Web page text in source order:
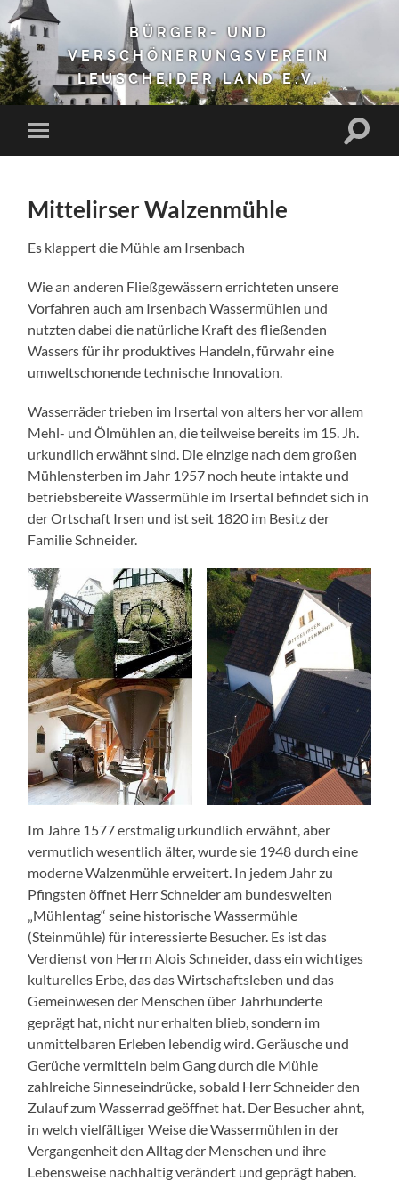
BÜRGER- UND
VERSCHÖNERUNGSVEREIN
LEUSCHEIDER LAND E.V.
Mobile-
Menü
Mittelirser Walzenmühle
Es klappert die Mühle am Irsenbach
Wie an anderen Fließgewässern errichteten unsere
Vorfahren auch am Irsenbach Wassermühlen und
nutzten dabei die natürliche Kraft des fließenden
Wassers für ihr produktives Handeln, fürwahr eine
umweltschonende technische Innovation.
Wasserräder trieben im Irsertal von alters her vor allem
Mehl- und Ölmühlen an, die teilweise bereits im 15. Jh.
urkundlich erwähnt sind. Die einzige nach dem großen
Mühlensterben im Jahr 1957 noch heute intakte und
betriebsbereite Wassermühle im Irsertal befindet sich in
der Ortschaft Irsen und ist seit 1820 im Besitz der
Familie Schneider.
Im Jahre 1577 erstmalig urkundlich erwähnt, aber
vermutlich wesentlich älter, wurde sie 1948 durch eine
moderne Walzenmühle erweitert. In jedem Jahr zu
Pfingsten öffnet Herr Schneider am bundesweiten
„Mühlentag“ seine historische Wassermühle
(Steinmühle) für interessierte Besucher. Es ist das
Verdienst von Herrn Alois Schneider, dass ein wichtiges
kulturelles Erbe, das das Wirtschaftsleben und das
Gemeinwesen der Menschen über Jahrhunderte
geprägt hat, nicht nur erhalten blieb, sondern im
unmittelbaren Erleben lebendig wird. Geräusche und
Gerüche vermitteln beim Gang durch die Mühle
zahlreiche Sinneseindrücke, sobald Herr Schneider den
Zulauf zum Wasserrad geöffnet hat. Der Besucher ahnt,
in welch vielfältiger Weise die Wassermühlen in der
Vergangenheit den Alltag der Menschen und ihre
Lebensweise nachhaltig verändert und geprägt haben.